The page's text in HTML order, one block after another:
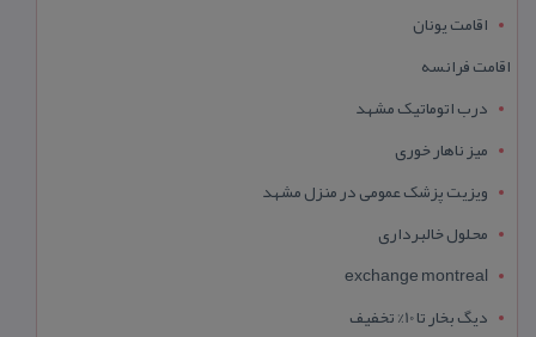
اقامت یونان
اقامت فرانسه
درب اتوماتیک مشهد
میز ناهار خوری
ویزیت پزشک عمومی در منزل مشهد
محلول خالبرداری
exchange montreal
دیگ بخار تا 10% تخفیف